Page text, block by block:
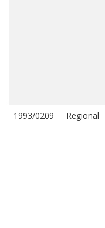
1993/0209 Regional